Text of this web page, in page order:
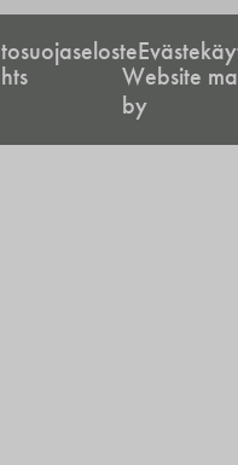
Website
by